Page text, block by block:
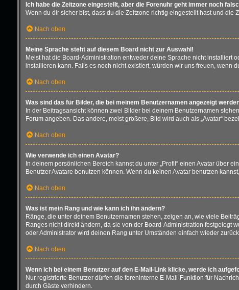
Ich habe die Zeitzone eingestellt, aber die Forenuhr geht immer noch
Wenn du dir sicher bist, dass du die Zeitzone richtig eingestellt hast und die
Nach oben
Meine Sprache steht auf diesem Board nicht zur Auswahl!
Meist hat die Board-Administration entweder deine Sprache nicht installiert
installieren kann. Falls es noch nicht existiert, würden wir uns freuen, wenn
Nach oben
Was sind das für Bilder, die bei meinem Benutzernamen angezeigt
In der Beitragsansicht können zwei Bilder bei deinem Benutzernamen
Forum angeben. Das andere, meist größere, Bild wird auch als „Avatar“
Nach oben
Wie verwende ich einen Avatar?
In deinem persönlichen Bereich kannst du unter „Profil“ einen Avatar über
Benutzer Avatare benutzen können. Wenn du keinen Avatar benutzen
Nach oben
Was ist mein Rang und wie kann ich ihn ändern?
Ränge, die unter deinem Benutzernamen stehen, zeigen an, wie viele
Ranges nicht direkt ändern, da sie von der Board-Administration
oder Administrator wird deinen Rang unter Umständen einfach wieder
Nach oben
Wenn ich bei einem Benutzer auf den E-Mail-Link klicke, werde ich
Nur registrierte Benutzer dürfen die foreninterne E-Mail-Funktion für
durch Gäste verhindern.